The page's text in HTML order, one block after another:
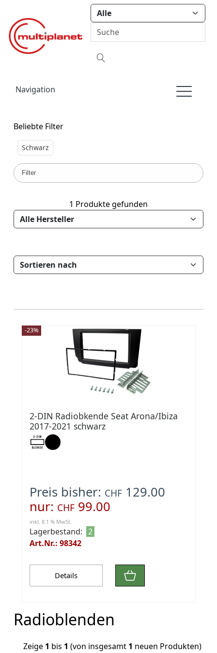
Navigation
Beliebte Filter
Schwarz
Filter
1 Produkte gefunden
-23%
2-DIN Radiobkende Seat Arona/Ibiza
2017-2021 schwarz
Preis bisher: CHF 129.00
nur: CHF 99.00
inkl. 8.1 % MwSt.
Lagerbestand: 2
Art.Nr.: 98342
Details
Radioblenden
Zeige 1 bis 1 (von insgesamt 1 neuen Produkten)